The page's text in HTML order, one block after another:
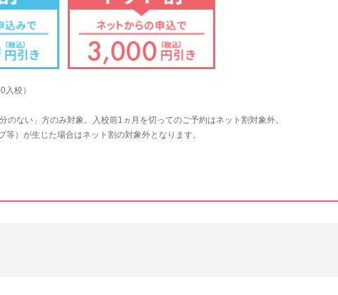
校）
ない」方のみ対象。入校前1ヵ月を切ってのご予約はネット割対象外。
）が生じた場合はネット割の対象外となります。